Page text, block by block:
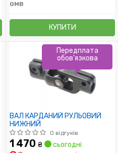
GMB
КУПИТИ
ВАЛ КАРДАНИЙ РУЛЬОВИЙ
НИЖНИЙ
0 відгуків
1 470 ₴
сьогодні
Передплата
обов'язкова